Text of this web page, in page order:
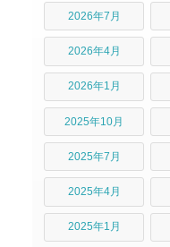
2026年7月
2026年4月
2026年1月
2025年10月
2025年7月
2025年4月
2025年1月